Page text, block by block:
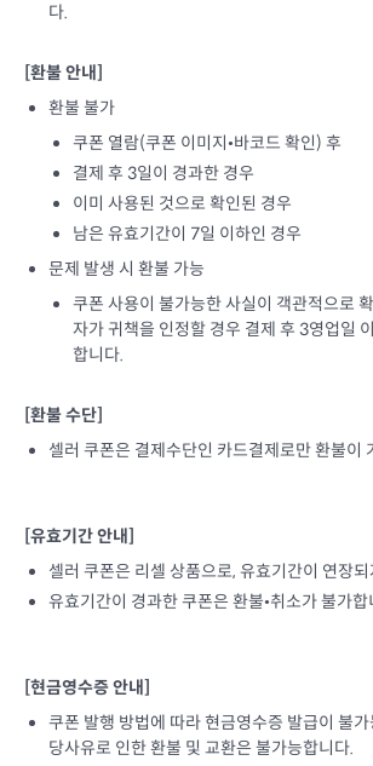
다.
[환불 안내]
환불 불가
쿠폰 열람(쿠폰 이미지•바코드 확인) 후
결제 후 3일이 경과한 경우
이미 사용된 것으로 확인된 경우
남은 유효기간이 7일 이하인 경우
문제 발생 시 환불 가능
쿠폰 사용이 불가능한 사실이 객관적으로
자가 귀책을 인정할 경우 결제 후 3영업일
합니다.
[환불 수단]
셀러 쿠폰은 결제수단인 카드결제로만 환불이
[유효기간 안내]
셀러 쿠폰은 리셀 상품으로, 유효기간이 연장
유효기간이 경과한 쿠폰은 환불•취소가 불가합
[현금영수증 안내]
쿠폰 발행 방법에 따라 현금영수증 발급이 불
당사유로 인한 환불 및 교환은 불가능합니다.